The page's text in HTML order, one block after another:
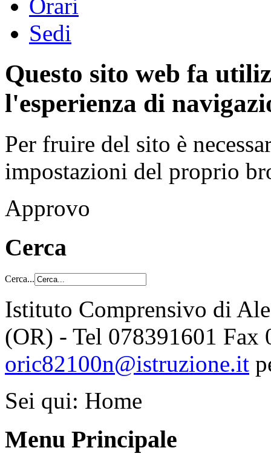
Orari
Sedi
Questo sito web fa
l'esperienza di
Per fruire del sito è
impostazioni del proprio
Approvo
Cerca
Cerca...
Istituto Comprensivo di
(OR) - Tel 078391601 Fax
oric82100n@istruzione.it
Sei qui: Home
Menu Principale